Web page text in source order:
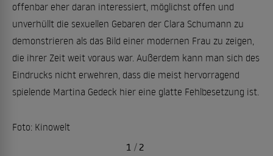
offenbar eher daran interessiert, möglichst offen und
unverhüllt die sexuellen Gebaren der Clara Schumann zu
demonstrieren als das Bild einer modernen Frau zu zeigen,
die ihrer Zeit weit voraus war. Außerdem kann man sich des
Eindrucks nicht erwehren, dass die meist hervorragend
spielende Martina Gedeck hier eine glatte Fehlbesetzung ist.
Foto: Kinowelt
1 / 2